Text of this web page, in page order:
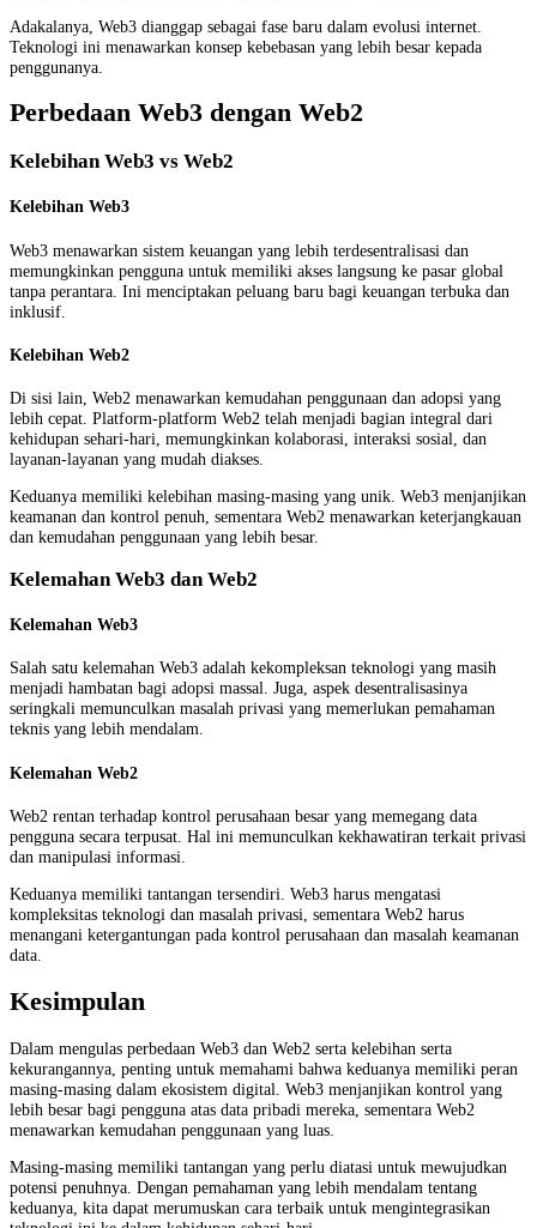
Adakalanya, Web3 dianggap sebagai fase baru dalam evolusi internet.
Teknologi ini menawarkan konsep kebebasan yang lebih besar kepada
penggunanya.
Perbedaan Web3 dengan Web2
Kelebihan Web3 vs Web2
Kelebihan Web3
Web3 menawarkan sistem keuangan yang lebih terdesentralisasi dan
memungkinkan pengguna untuk memiliki akses langsung ke pasar global
tanpa perantara. Ini menciptakan peluang baru bagi keuangan terbuka dan
inklusif.
Kelebihan Web2
Di sisi lain, Web2 menawarkan kemudahan penggunaan dan adopsi yang
lebih cepat. Platform-platform Web2 telah menjadi bagian integral dari
kehidupan sehari-hari, memungkinkan kolaborasi, interaksi sosial, dan
layanan-layanan yang mudah diakses.
Keduanya memiliki kelebihan masing-masing yang unik. Web3 menjanjikan
keamanan dan kontrol penuh, sementara Web2 menawarkan keterjangkauan
dan kemudahan penggunaan yang lebih besar.
Kelemahan Web3 dan Web2
Kelemahan Web3
Salah satu kelemahan Web3 adalah kekompleksan teknologi yang masih
menjadi hambatan bagi adopsi massal. Juga, aspek desentralisasinya
seringkali memunculkan masalah privasi yang memerlukan pemahaman
teknis yang lebih mendalam.
Kelemahan Web2
Web2 rentan terhadap kontrol perusahaan besar yang memegang data
pengguna secara terpusat. Hal ini memunculkan kekhawatiran terkait privasi
dan manipulasi informasi.
Keduanya memiliki tantangan tersendiri. Web3 harus mengatasi
kompleksitas teknologi dan masalah privasi, sementara Web2 harus
menangani ketergantungan pada kontrol perusahaan dan masalah keamanan
data.
Kesimpulan
Dalam mengulas perbedaan Web3 dan Web2 serta kelebihan serta
kekurangannya, penting untuk memahami bahwa keduanya memiliki peran
masing-masing dalam ekosistem digital. Web3 menjanjikan kontrol yang
lebih besar bagi pengguna atas data pribadi mereka, sementara Web2
menawarkan kemudahan penggunaan yang luas.
Masing-masing memiliki tantangan yang perlu diatasi untuk mewujudkan
potensi penuhnya. Dengan pemahaman yang lebih mendalam tentang
keduanya, kita dapat merumuskan cara terbaik untuk mengintegrasikan